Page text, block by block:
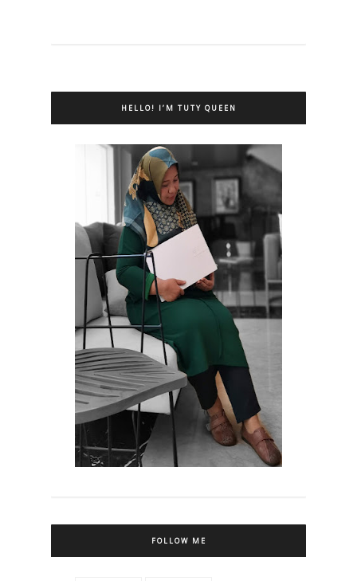
HELLO! I’M TUTY QUEEN
FOLLOW ME